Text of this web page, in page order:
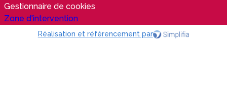
Gestionnaire de cookies
Zone d'intervention
Réalisation et référencement par